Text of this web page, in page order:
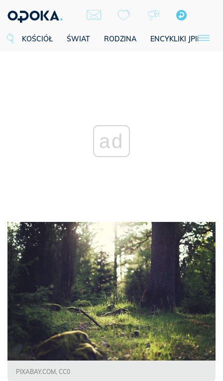
KOŚCIÓŁ ŚWIAT RODZINA ENCYKLIKI JPII
ad
PIXABAY.COM, CC0